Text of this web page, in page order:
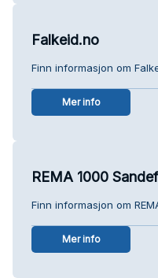
Falkeid.no
Finn informasjon om
Mer info
REMA 1000
Finn informasjon om
Mer info